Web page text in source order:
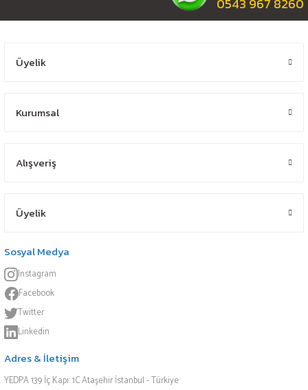
Üyelik
Kurumsal
Alışveriş
Üyelik
Sosyal Medya
Instagram
Facebook
Twitter
Linkedin
Adres & İletişim
YEDPA 139 İç Kapı: 1C Ataşehir İstanbul - Türkiye